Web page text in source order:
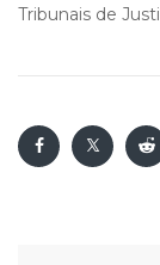
Tribunais de